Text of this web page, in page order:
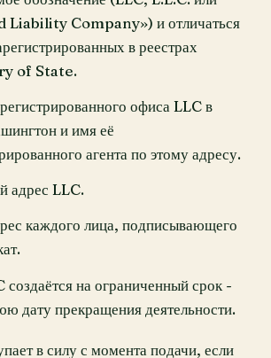
Liability Company») и отличаться
в реестрах
of State.
офиса LLC в
и имя её
агента по этому адресу.
адрес LLC.
каждого лица, подписывающего
создаётся на ограниченный срок -
дату прекращения деятельности.
в силу с момента подачи, если